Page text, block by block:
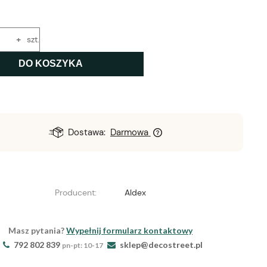
+ szt.
DO KOSZYKA
Dostawa: Darmowa
Producent: Aldex
Masz pytania?Wypełnij formularz kontaktowy
792 802 839 pn-pt: 10-17 sklep@decostreet.pl